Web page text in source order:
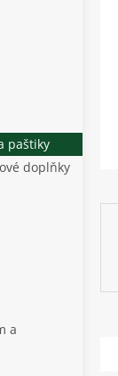
paštiky
doplňky
a